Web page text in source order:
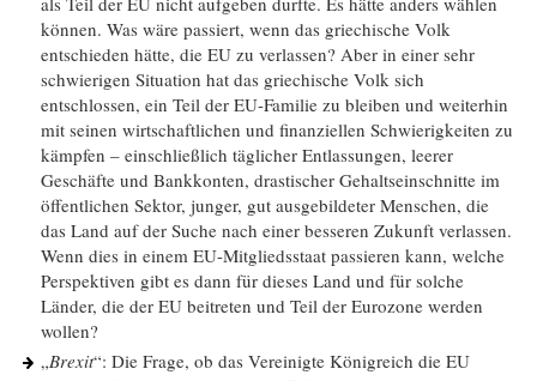
können. Was wäre passiert, wenn das griechische Volk
entschieden hätte, die EU zu verlassen? Aber in einer sehr
schwierigen Situation hat das griechische Volk sich
entschlossen, ein Teil der EU-Familie zu bleiben und weiterhin
mit seinen wirtschaftlichen und finanziellen Schwierigkeiten zu
kämpfen – einschließlich täglicher Entlassungen, leerer
Geschäfte und Bankkonten, drastischer Gehaltseinschnitte im
öffentlichen Sektor, junger, gut ausgebildeter Menschen, die
das Land auf der Suche nach einer besseren Zukunft verlassen.
Wenn dies in einem EU-Mitgliedsstaat passieren kann, welche
Perspektiven gibt es dann für dieses Land und für solche
Länder, die der EU beitreten und Teil der Eurozone werden
wollen?
„Brexit“: Die Frage, ob das Vereinigte Königreich die EU